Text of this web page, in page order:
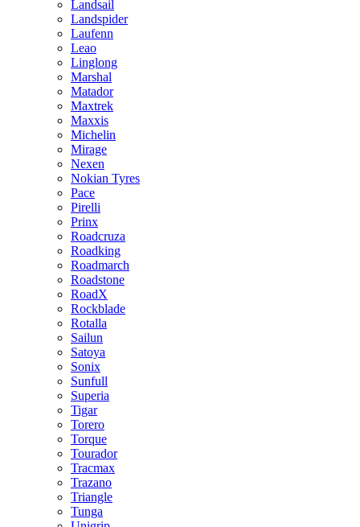
Landsail
Landspider
Laufenn
Leao
Linglong
Marshal
Matador
Maxtrek
Maxxis
Michelin
Mirage
Nexen
Nokian Tyres
Pace
Pirelli
Prinx
Roadcruza
Roadking
Roadmarch
Roadstone
RoadX
Rockblade
Rotalla
Sailun
Satoya
Sonix
Sunfull
Superia
Tigar
Torero
Torque
Tourador
Tracmax
Trazano
Triangle
Tunga